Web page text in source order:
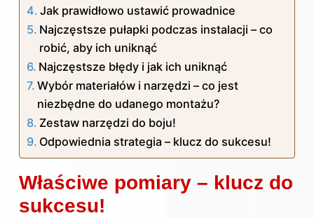
Jak prawidłowo ustawić prowadnice
Najczęstsze pułapki podczas instalacji – co
robić, aby ich uniknąć
Najczęstsze błędy i jak ich uniknąć
Wybór materiałów i narzędzi – co jest
niezbędne do udanego montażu?
Zestaw narzędzi do boju!
Odpowiednia strategia – klucz do sukcesu!
Właściwe pomiary – klucz do
sukcesu!